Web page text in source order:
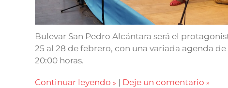
Bulevar San Pedro Alcántara será el
25 al 28 de febrero, con una variada agenda
20:00 horas.
Continuar leyendo | Deje un comentario